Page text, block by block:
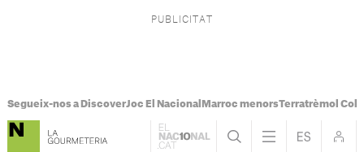
Segueix-nos a DiscoverJoc El Nacional Marroc menorsTerratrèmol